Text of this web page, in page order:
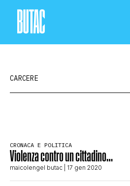
SCIENZA E TECNOLOGIA
CARCERE
CRONACA E POLITICA
Violenza contro un cittadino…
maicolengel butac | 17 gen 2020